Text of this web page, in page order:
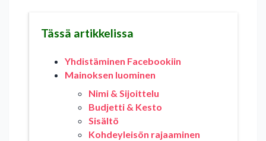
Tässä artikkelissa
Yhdistäminen Facebookiin
Mainoksen luominen
Nimi & Sijoittelu
Budjetti & Kesto
Sisältö
Kohdeyleisön rajaaminen